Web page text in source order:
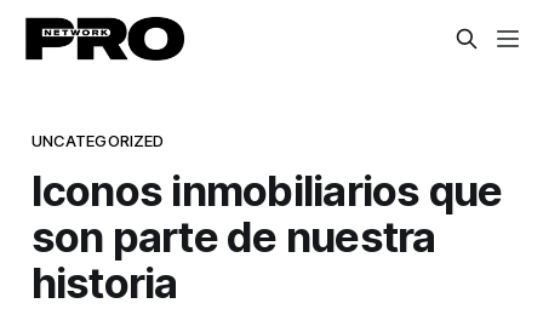
UNCATEGORIZED
Iconos inmobiliarios que
son parte de nuestra
historia